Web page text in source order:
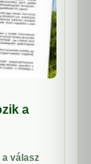
a
a válasz